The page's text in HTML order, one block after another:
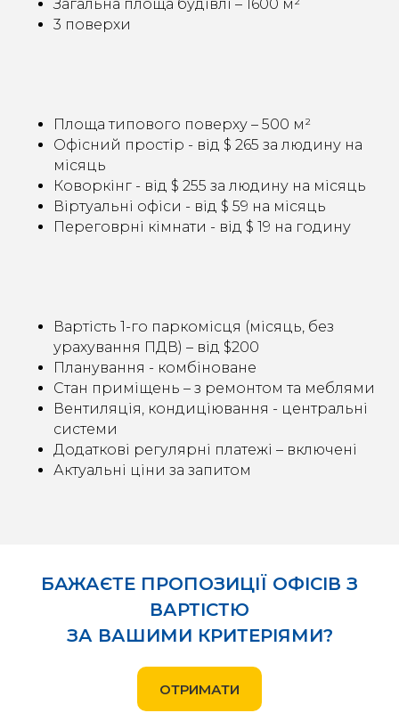
Загальна площа будівлі – 1600 м²
3 поверхи
Площа типового поверху – 500 м²
Офісний простір - від $ 265 за людину на
місяць
Коворкінг - від $ 255 за людину на місяць
Віртуальні офіси - від $ 59 на місяць
Переговрні кімнати - від $ 19 на годину
Вартість 1-го паркомісця (місяць, без
урахування ПДВ) – від $200
Планування - комбіноване
Стан приміщень – з ремонтом та меблями
Вентиляція, кондиціювання - центральні
системи
Додаткові регулярні платежі – включені
Актуальні ціни за запитом
БАЖАЄТЕ ПРОПОЗИЦІЇ ОФІСІВ З
ВАРТІСТЮ
ЗА ВАШИМИ КРИТЕРІЯМИ?
ОТРИМАТИ